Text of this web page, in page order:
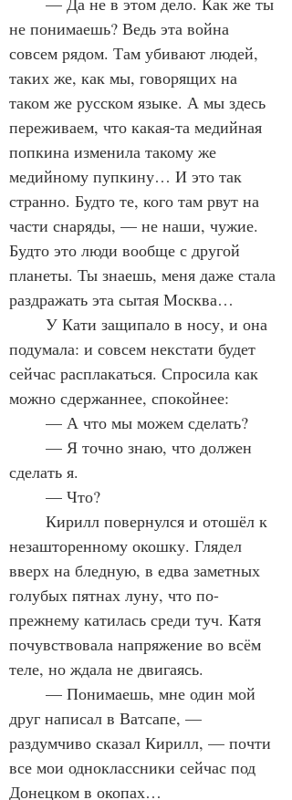
не понимаешь? Ведь эта война
совсем рядом. Там убивают людей,
таких же, как мы, говорящих на
таком же русском языке. А мы здесь
переживаем, что какая-та медийная
попкина изменила такому же
медийному пупкину… И это так
странно. Будто те, кого там рвут на
части снаряды, — не наши, чужие.
Будто это люди вообще с другой
планеты. Ты знаешь, меня даже стала
раздражать эта сытая Москва…
подумала: и совсем некстати будет
сейчас расплакаться. Спросила как
можно сдержаннее, спокойнее:
	— А что мы можем сделать?
сделать я.
	— Что?
незашторенному окошку. Глядел
вверх на бледную, в едва заметных
голубых пятнах луну, что по-
прежнему катилась среди туч. Катя
почувствовала напряжение во всём
теле, но ждала не двигаясь.
друг написал в Ватсапе, —
раздумчиво сказал Кирилл, — почти
все мои одноклассники сейчас под
Донецком в окопах…